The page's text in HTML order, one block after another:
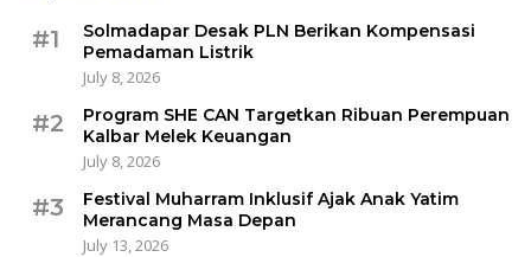
#1
Solmadapar Desak PLN Berikan Kompensasi
Pemadaman Listrik
July 8, 2026
#2
Program SHE CAN Targetkan Ribuan Perempuan
Kalbar Melek Keuangan
July 8, 2026
#3
Festival Muharram Inklusif Ajak Anak Yatim
Merancang Masa Depan
July 13, 2026